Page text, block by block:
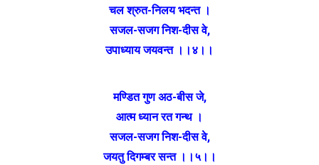
चल श्रुत-निलय भदन्त ।
सजल-सजग निश-दीस वे,
उपाध्याय जयवन्त ।।४।।
मण्डित गुण अठ-बीस जे,
आत्म ध्यान रत गन्थ ।
सजल-सजग निश-दीस वे,
जयतु दिगम्बर सन्त ।।५।।